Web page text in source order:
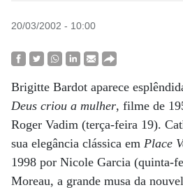
20/03/2002 - 10:00
Brigitte Bardot aparece
Deus criou a mulher, filme de
Roger Vadim (terça-feira 19).
sua elegância clássica em Place
1998 por Nicole Garcia (quinta-
Moreau, a grande musa da